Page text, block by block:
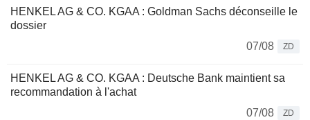
HENKEL AG & CO. KGAA : Goldman Sachs déconseille le
dossier
07/08
ZD
HENKEL AG & CO. KGAA : Deutsche Bank maintient sa
recommandation à l'achat
07/08
ZD